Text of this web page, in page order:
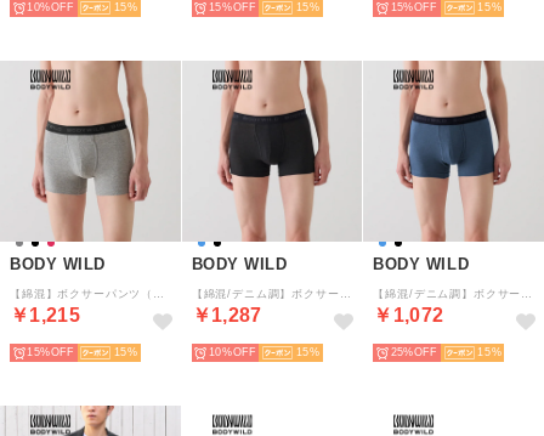
10% 15 15% 15 15% 15
BODY WILD
￥1,215
15% 15
BODY WILD
￥1,287
10% 15
BODY WILD
￥1,072
25% 15